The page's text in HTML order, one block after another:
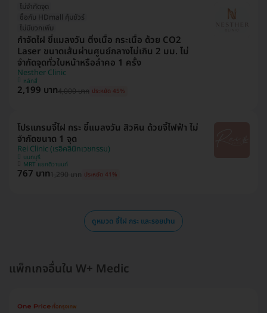
ไม่จำกัดจุด
ซื้อกับ HDmall คุ้มชัวร์
ไม่มีบวกเพิ่ม
กำจัดไฝ ขี้แมลงวัน ติ่งเนื้อ กระเนื้อ ด้วย CO2
Laser ขนาดเส้นผ่านศูนย์กลางไม่เกิน 2 มม. ไม่
จำกัดจุดทั่วใบหน้าหรือลำคอ 1 ครั้ง
Nesther Clinic
หลักสี่
2,199 บาท4,000 บาท ประหยัด 45%
โปรแกรมจี้ไฝ กระ ขี้แมลงวัน สิวหิน ด้วยจี้ไฟฟ้า ไม่
จำกัดขนาด 1 จุด
Rei Clinic (เรอิคลินิกเวชกรรม)
นนทบุรี
MRT แยกติวานนท์
767 บาท1,290 บาท ประหยัด 41%
ดูหมวด จี้ไฝ กระ และรอยปาน
แพ็กเกจอื่นใน W+ Medic